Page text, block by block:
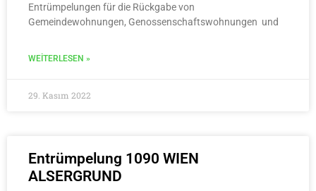
Entrümpelungen für die Rückgabe von
Gemeindewohnungen, Genossenschaftswohnungen und
WEITERLESEN »
29. Kasım 2022
Entrümpelung 1090 WIEN
ALSERGRUND